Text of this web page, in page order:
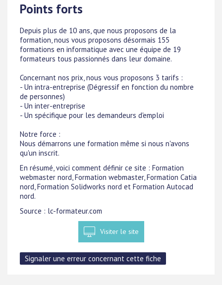
Points forts
Depuis plus de 10 ans, que nous proposons de la
formation, nous vous proposons désormais 155
formations en informatique avec une équipe de 19
formateurs tous passionnés dans leur domaine.
Concernant nos prix, nous vous proposons 3 tarifs :
- Un intra-entreprise (Dégressif en fonction du nombre
de personnes)
- Un inter-entreprise
- Un spécifique pour les demandeurs d'emploi
Notre force :
Nous démarrons une formation même si nous n'avons
qu'un inscrit.
En résumé, voici comment définir ce site : Formation
webmaster nord, Formation webmaster, Formation Catia
nord, Formation Solidworks nord et Formation Autocad
nord.
Source : lc-formateur.com
Visiter le site